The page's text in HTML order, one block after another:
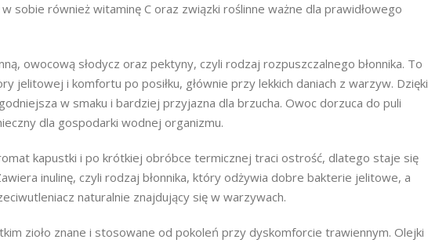
sobie również witaminę C oraz związki roślinne ważne dla prawidłowego
owocową słodycz oraz pektyny, czyli rodzaj rozpuszczalnego błonnika. To
jelitowej i komfortu po posiłku, głównie przy lekkich daniach z warzyw. Dzięki
w smaku i bardziej przyjazna dla brzucha. Owoc dorzuca do puli
dla gospodarki wodnej organizmu.
kapustki i po krótkiej obróbce termicznej traci ostrość, dlatego staje się
inulinę, czyli rodzaj błonnika, który odżywia dobre bakterie jelitowe, a
naturalnie znajdujący się w warzywach.
zioło znane i stosowane od pokoleń przy dyskomforcie trawiennym. Olejki